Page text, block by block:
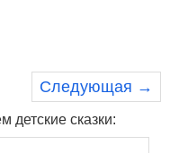
Следующая →
детские сказки: